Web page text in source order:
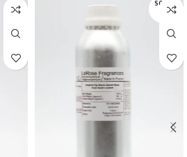
SOLD O
UT